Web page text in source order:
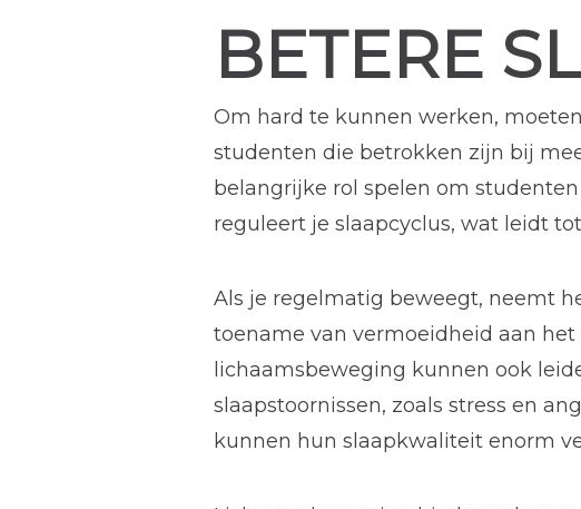
BETERE
Om hard te kunnen werken,
studenten die betrokken zijn bij
belangrijke rol spelen om
reguleert je slaapcyclus, wat leidt
Als je regelmatig beweegt, neemt
toename van vermoeidheid aan het
lichaamsbeweging kunnen ook
slaapstoornissen, zoals stress en
kunnen hun slaapkwaliteit enorm